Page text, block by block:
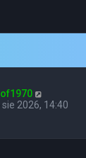
2026, 14:40